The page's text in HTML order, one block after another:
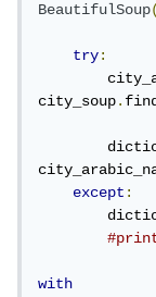
BeautifulSoup
try:
city_soup.
except:
with